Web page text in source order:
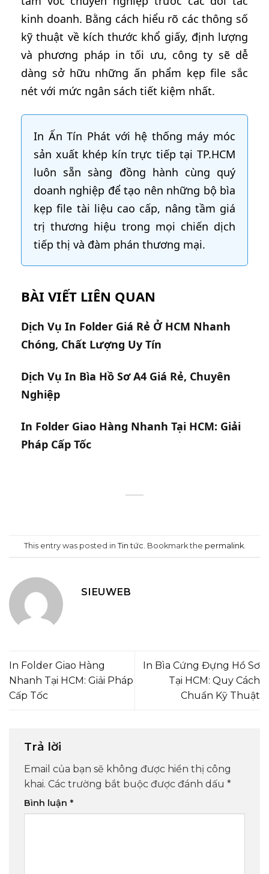
kinh doanh. Bằng cách hiểu rõ các thông số
kỹ thuật về kích thước khổ giấy, định lượng
và phương pháp in tối ưu, công ty sẽ dễ
dàng sở hữu những ấn phẩm kẹp file sắc
nét với mức ngân sách tiết kiệm nhất.
In Ấn Tín Phát với hệ thống máy móc
sản xuất khép kín trực tiếp tại TP.HCM
luôn sẵn sàng đồng hành cùng quý
doanh nghiệp để tạo nên những bộ bìa
kẹp file tài liệu cao cấp, nâng tầm giá
trị thương hiệu trong mọi chiến dịch
tiếp thị và đàm phán thương mại.
BÀI VIẾT LIÊN QUAN
Dịch Vụ In Folder Giá Rẻ Ở HCM Nhanh
Chóng, Chất Lượng Uy Tín
Dịch Vụ In Bìa Hồ Sơ A4 Giá Rẻ, Chuyên
Nghiệp
In Folder Giao Hàng Nhanh Tại HCM: Giải
Pháp Cấp Tốc
This entry was posted in Tin tức . Bookmark the permalink.
SIEUWEB
In Folder Giao Hàng
Nhanh Tại HCM: Giải Pháp
Cấp Tốc
In Bìa Cứng Đựng Hồ Sơ
Tại HCM: Quy Cách
Chuẩn Kỹ Thuật
Trả lời
Email của bạn sẽ không được hiển thị công
khai. Các trường bắt buộc được đánh dấu *
Bình luận *